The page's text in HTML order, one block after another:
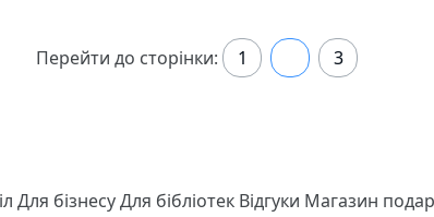
Перейти до сторінки: 1 3
Для бізнесуДля бібліотек Відгуки Магазин